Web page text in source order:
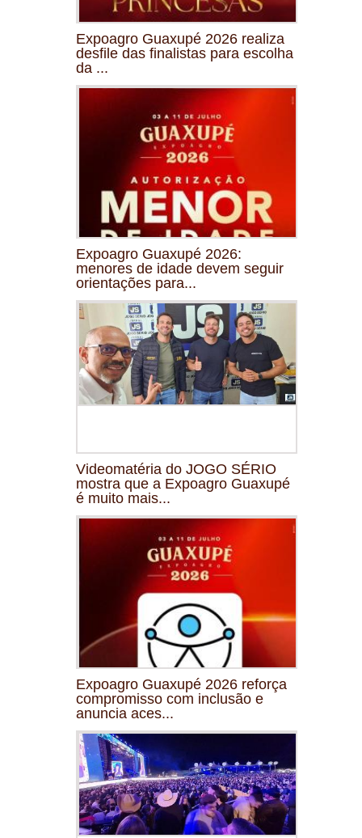
Expoagro Guaxupé 2026 realiza
desfile das finalistas para escolha
da ...
Expoagro Guaxupé 2026:
menores de idade devem seguir
orientações para...
Videomatéria do JOGO SÉRIO
mostra que a Expoagro Guaxupé
é muito mais...
Expoagro Guaxupé 2026 reforça
compromisso com inclusão e
anuncia aces...